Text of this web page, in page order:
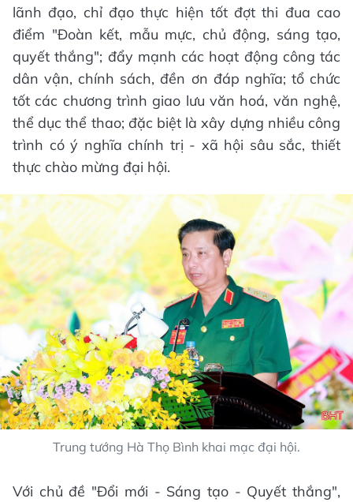
lãnh đạo, chỉ đạo thực hiện tốt đợt thi đua cao
điểm "Đoàn kết, mẫu mực, chủ động, sáng tạo,
quyết thắng"; đẩy mạnh các hoạt động công tác
dân vận, chính sách, đền ơn đáp nghĩa; tổ chức
tốt các chương trình giao lưu văn hoá, văn nghệ,
thể dục thể thao; đặc biệt là xây dựng nhiều công
trình có ý nghĩa chính trị - xã hội sâu sắc, thiết
thực chào mừng đại hội.
Trung tướng Hà Thọ Bình khai mạc đại hội.
Với chủ đề "Đổi mới - Sáng tạo - Quyết thắng",